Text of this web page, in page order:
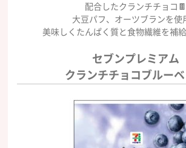
配合したクランチチョコ🍫
大豆パフ、オーツブランを使
美味しくたんぱく質と食物繊維を補
セブンプレミアム
クランチチョコブルー